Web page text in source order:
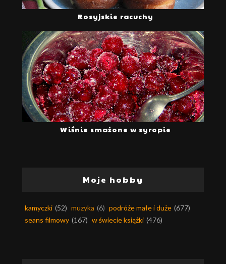
Rosyjskie racuchy
Wiśnie smażone w syropie
Moje hobby
kamyczki (52) muzyka (6) podróże małe i duże (677)
seans filmowy (167) w świecie książki (476)